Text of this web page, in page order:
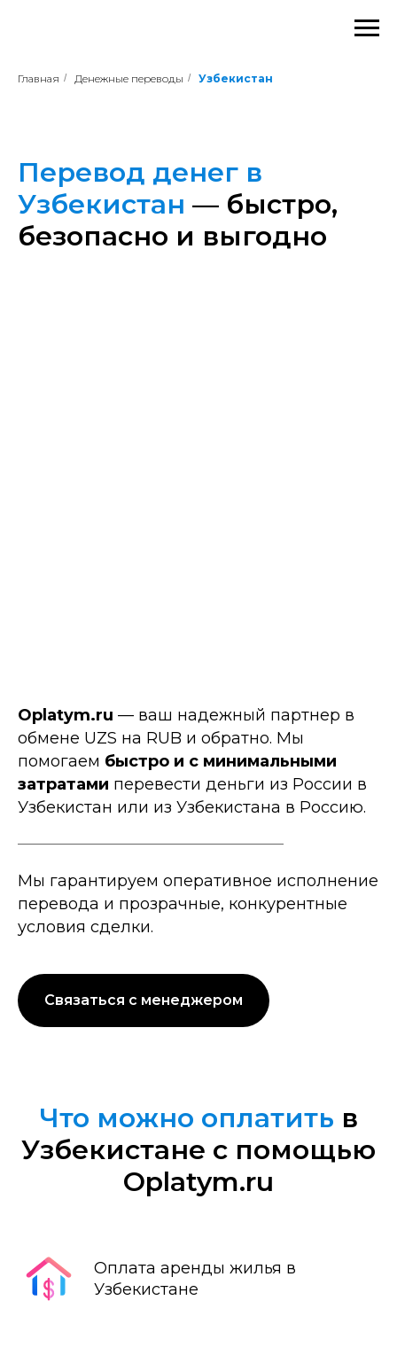
Главная / Денежные переводы / Узбекистан
Перевод денег в
Узбекистан — быстро,
безопасно и выгодно
Oplatym.ru — ваш надежный партнер в
обмене UZS на RUB и обратно. Мы
помогаем быстро и с минимальными
затратами перевести деньги из России в
Узбекистан или из Узбекистана в Россию.
Мы гарантируем оперативное исполнение
перевода и прозрачные, конкурентные
условия сделки.
Связаться с менеджером
Что можно оплатить в
Узбекистане с помощью
Oplatym.ru
Оплата аренды жилья в
Узбекистане